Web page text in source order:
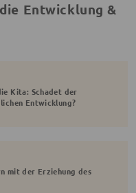
Entwicklung &
Kita: Schadet der
Entwicklung?
mit der Erziehung des